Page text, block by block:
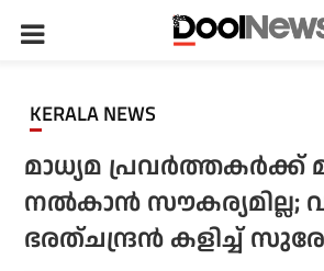
KERALA NEWS
മാധ്യമ പ്രവർത്തകർക്ക്
നൽകാൻ സൗകര്യമില്ല;
ഭരത്ചന്ദ്രൻ കളിച്ച്